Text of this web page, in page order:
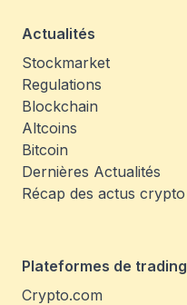
Actualités
Stockmarket
Regulations
Blockchain
Altcoins
Bitcoin
Dernières Actualités
Récap des actus crypto
Plateformes de trading
Crypto.com